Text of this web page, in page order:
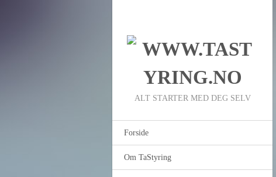
ALT STARTER MED DEG SELV
Forside
Om TaStyring